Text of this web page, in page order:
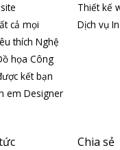
cả mọi
thích Nghệ
họa Công
kết bạn
em Designer
Thiết kế
Dịch vụ
Chia sẻ